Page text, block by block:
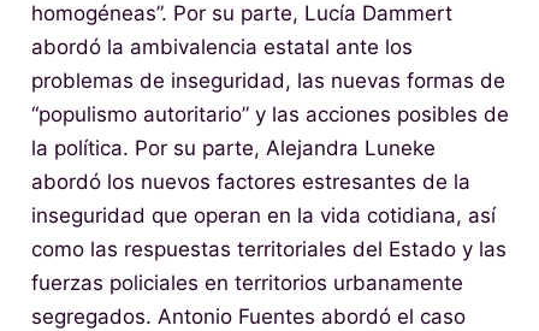
homogéneas”. Por su parte, Lucía Dammert
abordó la ambivalencia estatal ante los
problemas de inseguridad, las nuevas formas de
“populismo autoritario” y las acciones posibles de
la política. Por su parte, Alejandra Luneke
abordó los nuevos factores estresantes de la
inseguridad que operan en la vida cotidiana, así
como las respuestas territoriales del Estado y las
fuerzas policiales en territorios urbanamente
segregados. Antonio Fuentes abordó el caso